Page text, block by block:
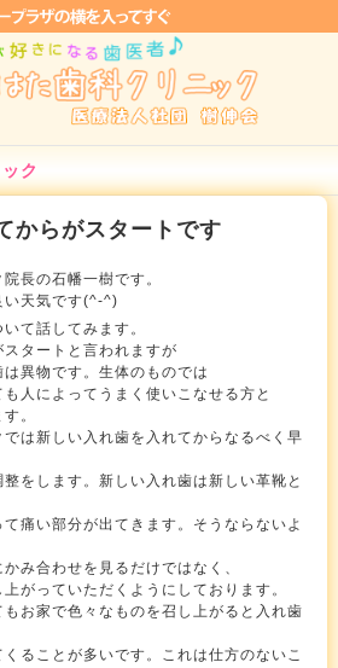
ク
からがスタートです
長の石幡一樹です。
い天気です(^-^)
て話してみます。
タートと言われますが
異物です。生体のものでは
人によってうまく使いこなせる方と
。
は新しい入れ歯を入れてからなるべく早
をします。新しい入れ歯は新しい革靴と
痛い部分が出てきます。そうならないよ
み合わせを見るだけではなく、
がっていただくようにしております。
お家で色々なものを召し上がると入れ歯
ることが多いです。これは仕方のないこ